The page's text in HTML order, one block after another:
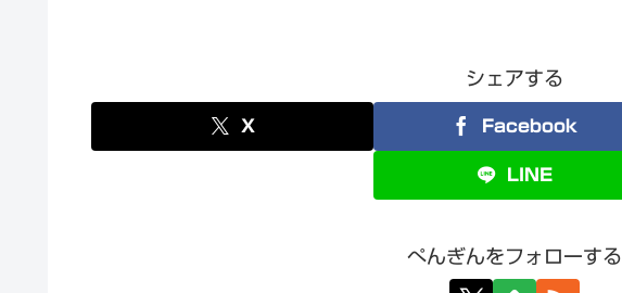
シェアする
X Facebook
LINE
ぺんぎんをフォローする